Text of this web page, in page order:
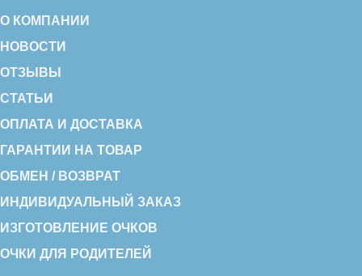
О КОМПАНИИ
НОВОСТИ
ОТЗЫВЫ
СТАТЬИ
ОПЛАТА И ДОСТАВКА
ГАРАНТИИ НА ТОВАР
ОБМЕН / ВОЗВРАТ
ИНДИВИДУАЛЬНЫЙ ЗАКАЗ
ИЗГОТОВЛЕНИЕ ОЧКОВ
ОЧКИ ДЛЯ РОДИТЕЛЕЙ